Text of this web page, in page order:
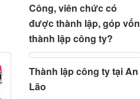
Công, viên chức có
được thành lập, góp vốn
thành lập công ty?
Thành lập công ty tại An
Lão